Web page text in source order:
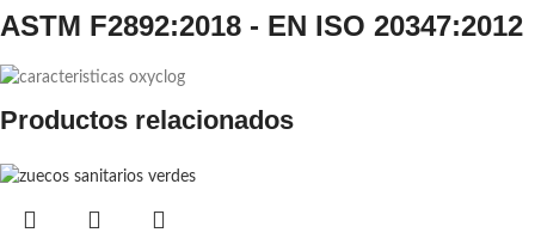
ASTM F2892:2018 - EN ISO 20347:2012
Productos relacionados